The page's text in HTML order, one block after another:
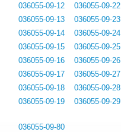
036055-09-12
036055-09-13
036055-09-14
036055-09-15
036055-09-16
036055-09-17
036055-09-18
036055-09-19
036055-09-22
036055-09-23
036055-09-24
036055-09-25
036055-09-26
036055-09-27
036055-09-28
036055-09-29
036055-09-80